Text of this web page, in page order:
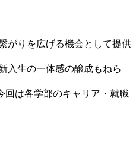
がりを広げる機会として提供
入生の一体感の醸成もねら
回は各学部のキャリア・就職